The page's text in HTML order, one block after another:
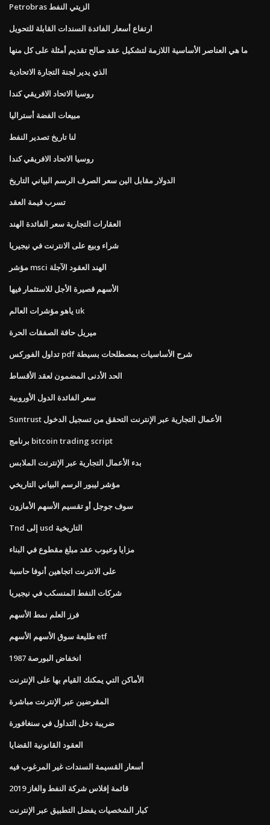
Petrobras الزيتي النفط
ارتفاع أسعار الفائدة السندات القابلة للتحويل
ما هي العناصر الأساسية اللازمة لتشكيل عقد صالح تقديم أمثلة على كل منها
الذي يدير لجنة التجارة الاتحادية
روسيا الاتحاد الافريقي كندا
مبيعات الفضة أستراليا
لنا تاريخ تصدير النفط
روسيا الاتحاد الافريقي كندا
الدولار مقابل الين سعر الصرف الرسم البياني التاريخ
تسرب قيمة العقد
العقارات التجارية سعر الفائدة الهند
شراء وبيع على الانترنت في نيجيريا
مؤشر msci الهند العقود الآجلة
الأسهم قصيرة الأجل للاستثمار فيها
ياهو مؤشرات العالم uk
ميريل حافة الصفقات الحرة
تداول الفوركس pdf شرح الأساسيات بمصطلحات بسيطة
الحد الأدنى المضمون لعقد الأقساط
سعر الفائدة الدول الأوروبية
Suntrust الأعمال التجارية عبر الإنترنت التحقق من تسجيل الدخول
برنامج bitcoin trading script
بدء الأعمال التجارية عبر الإنترنت الملابس
مؤشر ليبور الرسم البياني التاريخي
سوف جوجل أو تقسيم الأسهم الأمازون
Tnd إلى usd التاريخية
مزايا وعيوب عقد مبلغ مقطوع في البناء
على الانترنت اتجاهين أنوفا حاسبة
شركات النفط المنسكب في نيجيريا
فرز العلم نمط الأسهم
طليعة سوق الأسهم الأسهم etf
انخفاض البورصة 1987
الأماكن التي يمكنك القيام بها على الإنترنت
المقرضين عبر الإنترنت مباشرة
ضريبة دخل التداول في سنغافورة
العقود القانونية القضايا
أسعار القسيمة السندات غير المرغوب فيه
قائمة إفلاس شركة النفط والغاز 2019
كبار الشخصيات يفضل التطبيق عبر الإنترنت